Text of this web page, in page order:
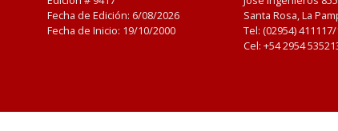
Fecha de Edición: 6/08/2026
Fecha de Inicio: 19/10/2000
Santa Rosa, La
Tel: (02954)
Cel: +54 2954